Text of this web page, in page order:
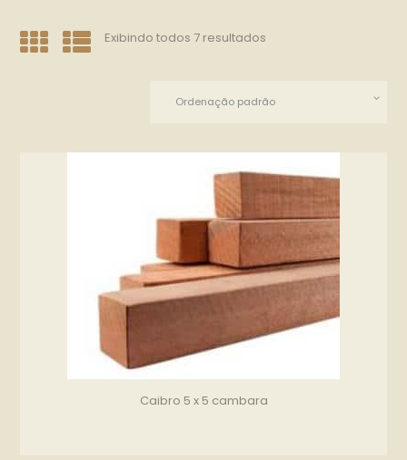
Exibindo todos 7 resultados
Caibro 5 x 5 cambara